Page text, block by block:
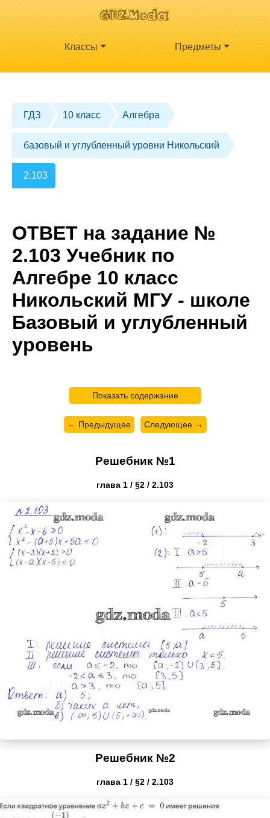
Классы Предметы
ГДЗ 10 класс Алгебра
базовый и углубленный уровни Никольский
2.103
ОТВЕТ на задание №
2.103 Учебник по
Алгебре 10 класс
Никольский МГУ - школе
Базовый и углубленный
уровень
Показать содержание
← Предыдущее Следующее →
Решебник №1
глава 1 / §2 / 2.103
Решебник №2
глава 1 / §2 / 2.103